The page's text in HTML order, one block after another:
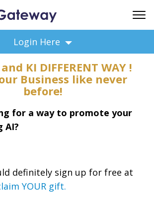
Login Here
KI DIFFERENT WAY !
Business like never
before!
for a way to promote your
AI?
definitely sign up for free at
YOUR gift.